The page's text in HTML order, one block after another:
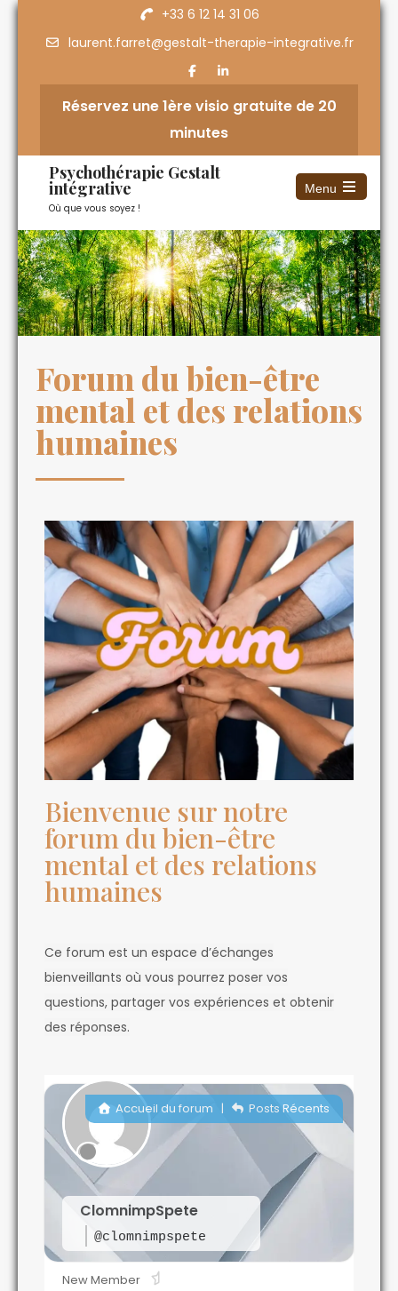
+33 6 12 14 31 06
laurent.farret@gestalt-therapie-integrative.fr
Réservez une 1ère visio gratuite de 20
minutes
Psychothérapie Gestalt
intégrative
Où que vous soyez !
Menu
Forum du bien-être
mental et des relations
humaines
Bienvenue sur notre
forum du bien-être
mental et des relations
humaines
Ce forum est un espace d’échanges
bienveillants où vous pourrez poser vos
questions, partager vos expériences et obtenir
des réponses.
ClomnimpSpete
@clomnimpspete
Accueil du forum | Posts Récents
New Member